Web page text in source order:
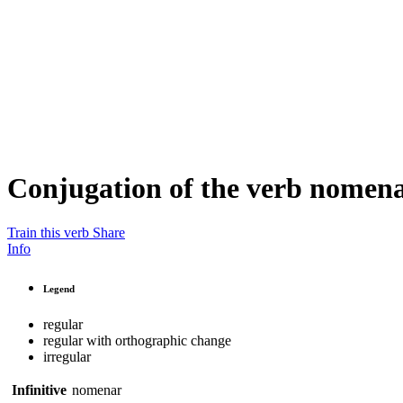
Conjugation of the verb
Train this verb Share
Info
Legend
regular
regular with orthographic change
irregular
Infinitive nomenar